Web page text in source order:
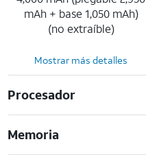
mAh + base 1,050 mAh)
(no extraíble)
Mostrar más detalles
Procesador
Memoria